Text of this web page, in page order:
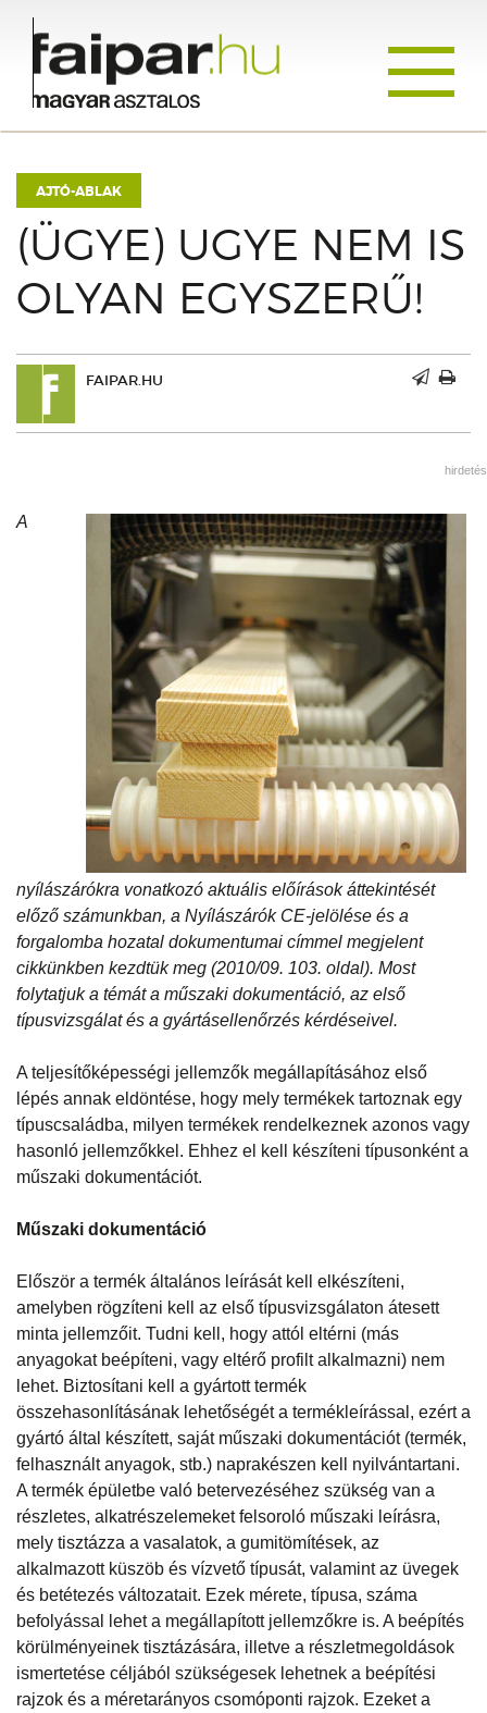
AJTÓ-ABLAK
(ÜGYE) UGYE NEM IS
OLYAN EGYSZERŰ!
FAIPAR.HU
hirdetés
A
nyílászárókra vonatkozó aktuális előírások áttekintését
előző számunkban, a Nyílászárók CE-jelölése és a
forgalomba hozatal dokumentumai címmel megjelent
cikkünkben kezdtük meg (2010/09. 103. oldal). Most
folytatjuk a témát a műszaki dokumentáció, az első
típusvizsgálat és a gyártásellenőrzés kérdéseivel.
A teljesítőképességi jellemzők megállapításához első
lépés annak eldöntése, hogy mely termékek tartoznak egy
típuscsaládba, milyen termékek rendelkeznek azonos vagy
hasonló jellemzőkkel. Ehhez el kell készíteni típusonként a
műszaki dokumentációt.
Műszaki dokumentáció
Először a termék általános leírását kell elkészíteni,
amelyben rögzíteni kell az első típusvizsgálaton átesett
minta jellemzőit. Tudni kell, hogy attól eltérni (más
anyagokat beépíteni, vagy eltérő profilt alkalmazni) nem
lehet. Biztosítani kell a gyártott termék
összehasonlításának lehetőségét a termékleírással, ezért a
gyártó által készített, saját műszaki dokumentációt (termék,
felhasznált anyagok, stb.) naprakészen kell nyilvántartani.
A termék épületbe való betervezéséhez szükség van a
részletes, alkatrészelemeket felsoroló műszaki leírásra,
mely tisztázza a vasalatok, a gumitömítések, az
alkalmazott küszöb és vízvető típusát, valamint az üvegek
és betétezés változatait. Ezek mérete, típusa, száma
befolyással lehet a megállapított jellemzőkre is. A beépítés
körülményeinek tisztázására, illetve a részletmegoldások
ismertetése céljából szükségesek lehetnek a beépítési
rajzok és a méretarányos csomóponti rajzok. Ezeket a